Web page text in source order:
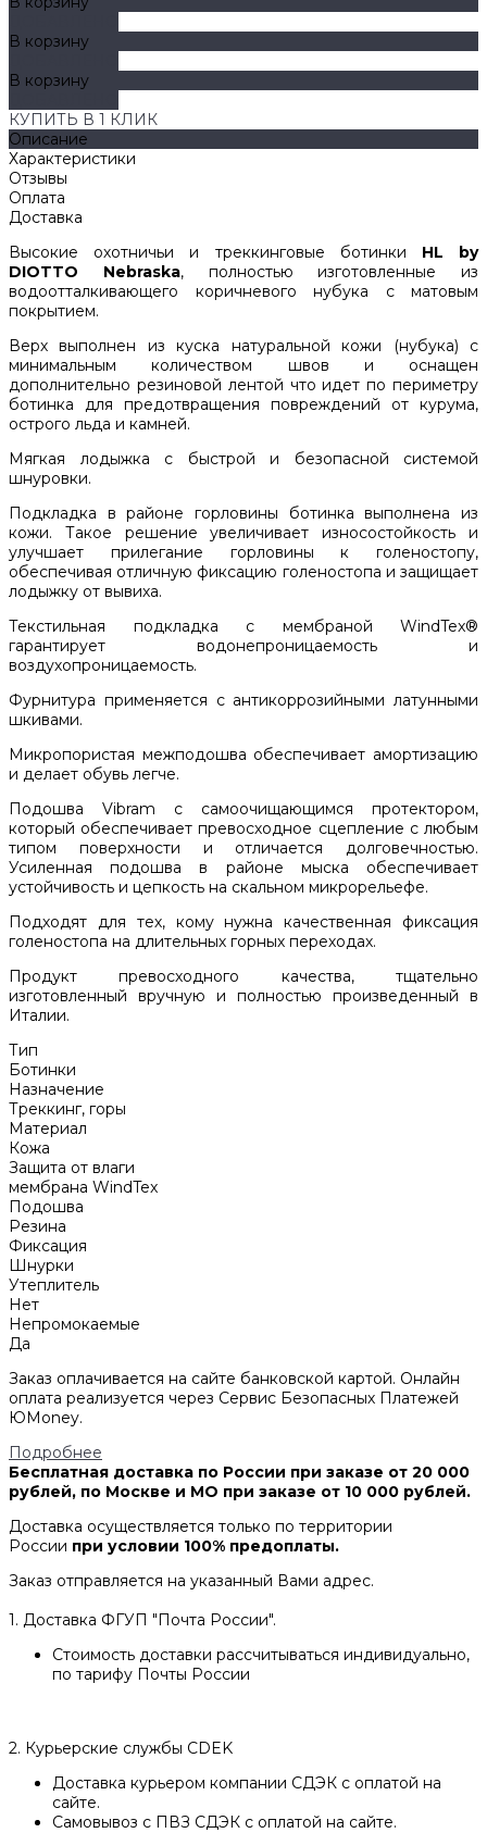
В корзину
В корзину
КУПИТЬ В 1 КЛИК
Описание
Характеристики
Отзывы
Оплата
Доставка
Высокие охотничьи и треккинговые ботинки HL by
DIOTTO Nebraska, полностью изготовленные из
водоотталкивающего коричневого нубука с матовым
покрытием.
Верх выполнен из куска натуральной кожи (нубука) с
минимальным количеством швов и оснащен
дополнительно резиновой лентой что идет по периметру
ботинка для предотвращения повреждений от курума,
острого льда и камней.
Мягкая лодыжка с быстрой и безопасной системой
шнуровки.
Подкладка в районе горловины ботинка выполнена из
кожи. Такое решение увеличивает износостойкость и
улучшает прилегание горловины к голеностопу,
обеспечивая отличную фиксацию голеностопа и защищает
лодыжку от вывиха.
Текстильная подкладка с мембраной WindTex®
гарантирует водонепроницаемость и
воздухопроницаемость.
Фурнитура применяется с антикоррозийными латунными
шкивами.
Микропористая межподошва обеспечивает амортизацию
и делает обувь легче.
Подошва Vibram с самоочищающимся протектором,
который обеспечивает превосходное сцепление с любым
типом поверхности и отличается долговечностью.
Усиленная подошва в районе мыска обеспечивает
устойчивость и цепкость на скальном микрорельефе.
Подходят для тех, кому нужна качественная фиксация
голеностопа на длительных горных переходах.
Продукт превосходного качества, тщательно
изготовленный вручную и полностью произведенный в
Италии.
Тип
Ботинки
Назначение
Треккинг, горы
Материал
Кожа
Защита от влаги
мембрана WindTex
Подошва
Резина
Фиксация
Шнурки
Утеплитель
Нет
Непромокаемые
Да
Заказ оплачивается на сайте банковской картой. Онлайн
оплата реализуется через Сервис Безопасных Платежей
ЮMoney.
Подробнее
Бесплатная доставка по России при заказе от 20 000
рублей, по Москве и МО при заказе от 10 000 рублей.
Доставка осуществляется только по территории
России при условии 100% предоплаты.
Заказ отправляется на указанный Вами адрес.
1. Доставка ФГУП "Почта России".
Стоимость доставки рассчитываться индивидуально,
по тарифу Почты России
2. Курьерские службы CDEK
Доставка курьером компании СДЭК с оплатой на
сайте.
Самовывоз с ПВЗ СДЭК с оплатой на сайте.